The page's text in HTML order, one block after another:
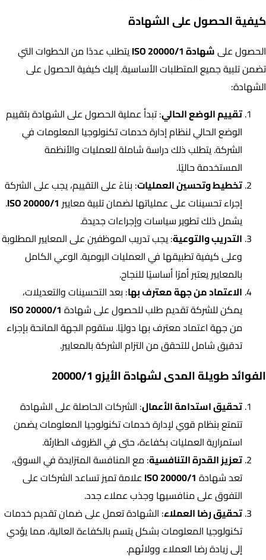
كيفية الحصول على الشهادة
الحصول علىشهادة ISO 20000/1
يتطلب عددًا من الخطوات التي
تضمن تلبية جميع المتطلبات الأساسية. إليك كيفية الحصول على
الشهادة:
تقييم الوضع الحالي: تبدأ عملية الحصول على الشهادة بتقييم
الوضع الحالي لنظام إدارة خدمات تكنولوجيا المعلومات في
الشركة. يتطلب ذلك دراسة شاملة للعمليات والأنظمة
المستخدمة حاليًا.
تخطيط وتحسين العمليات: بناءً على التقييم، يجب على الشركة
إجراء تحسينات على عملياتها لضمان تلبية معاييرISO 20000/1
.
يشمل ذلك تطوير سياسات وإجراءات جديدة.
التدريب والتوعية: يجب تدريب الموظفين على المعايير المطلوبة
وعلى كيفية تطبيقها في العمليات اليومية. الوعي الكامل
بالمعايير يعتبر أمرًا أساسيًا للنجاح.
الاعتماد من جهة معترف بها: بعد التحسينات والتعديلات،
يمكن للشركة تقديم طلب للحصول على شهادة ISO 20000/1
من جهة اعتماد معترف بها دوليًا. ستقوم الجهة المانحة بإجراء
تدقيق شامل للتحقق من التزام الشركة بالمعايير.
الفوائد طويلة المدى لشهادة الأيزو 20000/1
تحقيق استدامة الأعمال: الشركات الحاصلة على الشهادة
تتمتع بنظام قوي لإدارة خدمات تكنولوجيا المعلومات يضمن
استمرارية العمليات بكفاءة، حتى في الظروف الطارئة.
تعزيز القدرة التنافسية: مع المنافسة المتزايدة في السوق،
تعد شهادة ISO 20000/1علامة تميز تساعد الشركات على
التفوق على منافسيها وجذب عملاء جدد.
تحقيق رضا العملاء: الشهادة تعمل على ضمان تقديم خدمات
تكنولوجيا المعلومات بشكل يتسم بالكفاءة العالية، مما يؤدي
إلى زيادة رضا العملاء وولائهم.